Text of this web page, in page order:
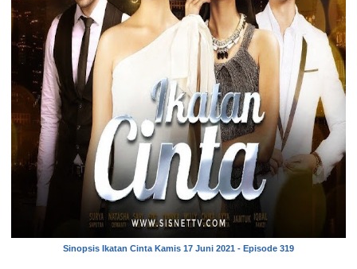
Sinopsis Ikatan Cinta Kamis 17 Juni 2021 - Episode 319